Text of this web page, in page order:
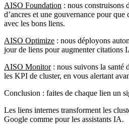
AISO Foundation : nous construisons
d’ancres et une gouvernance pour
avec les bons liens.
AISO Optimize : nous déployons
jour de liens pour augmenter citations
AISO Monitor: nous suivons la santé
les KPI de cluster, en vous alertant
Conclusion : faites de chaque lien un
Les liens internes transforment les
Google comme pour les assistants IA.